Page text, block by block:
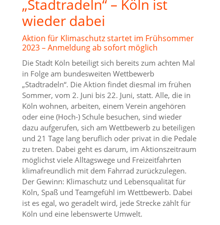
„Stadtradeln“ – Köln ist
wieder dabei
Aktion für Klimaschutz startet im Frühsommer
2023 – Anmeldung ab sofort möglich
Die Stadt Köln beteiligt sich bereits zum achten Mal
in Folge am bundesweiten Wettbewerb
„Stadtradeln“. Die Aktion findet diesmal im frühen
Sommer, vom 2. Juni bis 22. Juni, statt. Alle, die in
Köln wohnen, arbeiten, einem Verein angehören
oder eine (Hoch-) Schule besuchen, sind wieder
dazu aufgerufen, sich am Wettbewerb zu beteiligen
und 21 Tage lang beruflich oder privat in die Pedale
zu treten. Dabei geht es darum, im Aktionszeitraum
möglichst viele Alltagswege und Freizeitfahrten
klimafreundlich mit dem Fahrrad zurückzulegen.
Der Gewinn: Klimaschutz und Lebensqualität für
Köln, Spaß und Teamgefühl im Wettbewerb. Dabei
ist es egal, wo geradelt wird, jede Strecke zählt für
Köln und eine lebenswerte Umwelt.